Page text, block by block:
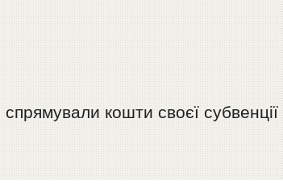
кошти своєї субвенції